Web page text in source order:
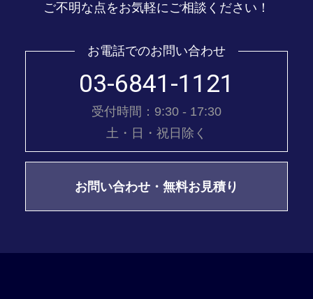
ご不明な点をお気軽にご相談ください！
お電話でのお問い合わせ
03-6841-1121
受付時間：9:30 - 17:30
土・日・祝日除く
お問い合わせ・無料お見積り